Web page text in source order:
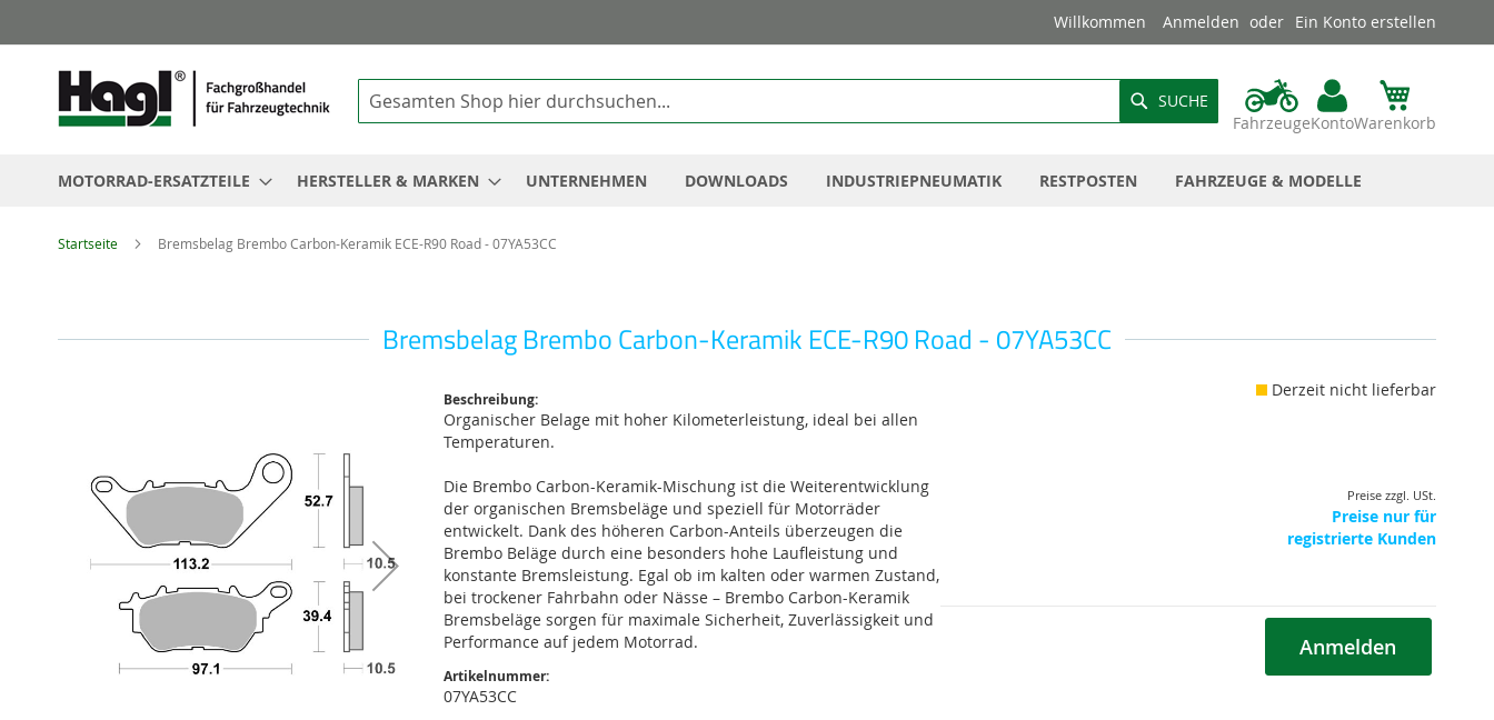
Inhalt
Willkommen Anmelden Ein Konto erstellen
FahrzeugeKontoWarenkorb
SUCHE
MOTORRAD-ERSATZTEILE HERSTELLER & MARKEN UNTERNEHMEN DOWNLOADS INDUSTRIEPNEUMATIK RESTPOSTEN FAHRZEUGE & MODELLE
Startseite Bremsbelag Brembo Carbon-Keramik ECE-R90 Road - 07YA53CC
Bremsbelag Brembo Carbon-Keramik ECE-R90 Road - 07YA53CC
springen
Beschreibung:
Organischer Belage mit hoher Kilometerleistung, ideal bei allen
Temperaturen.
Die Brembo Carbon-Keramik-Mischung ist die Weiterentwicklung
der organischen Bremsbeläge und speziell für Motorräder
entwickelt. Dank des höheren Carbon-Anteils überzeugen die
Brembo Beläge durch eine besonders hohe Laufleistung und
konstante Bremsleistung. Egal ob im kalten oder warmen Zustand,
bei trockener Fahrbahn oder Nässe – Brembo Carbon-Keramik
Bremsbeläge sorgen für maximale Sicherheit, Zuverlässigkeit und
Performance auf jedem Motorrad.
Artikelnummer:
07YA53CC
Derzeit nicht lieferbar
Preise zzgl. USt.
Preise nur für
registrierte Kunden
Anmelden